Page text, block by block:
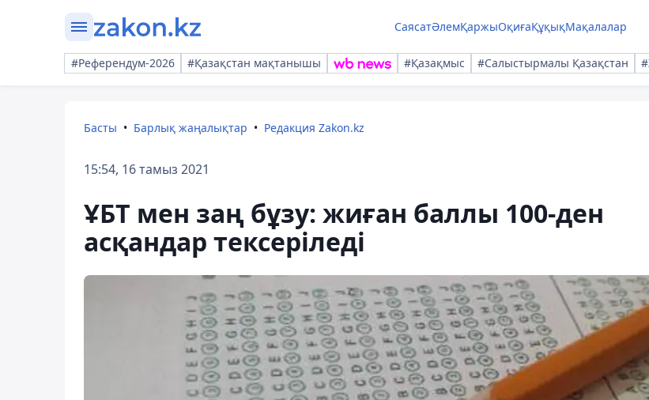
СаясатӘлемҚаржыОқиғаҚұқықМақалалар
#Референдум-2026 #Қазақстан мақтанышы #Қазақмыс #Салыстырмалы Қазақстан
Басты Барлық жаңалықтар Редакция Zakon.kz
15:54, 16 тамыз 2021
ҰБТ мен заң бұзу: жиған баллы 100-ден
асқандар тексеріледі